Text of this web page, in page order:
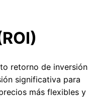
retorno de inversión
significativa para
más flexibles y